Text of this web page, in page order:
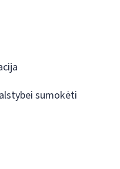
sumokėti